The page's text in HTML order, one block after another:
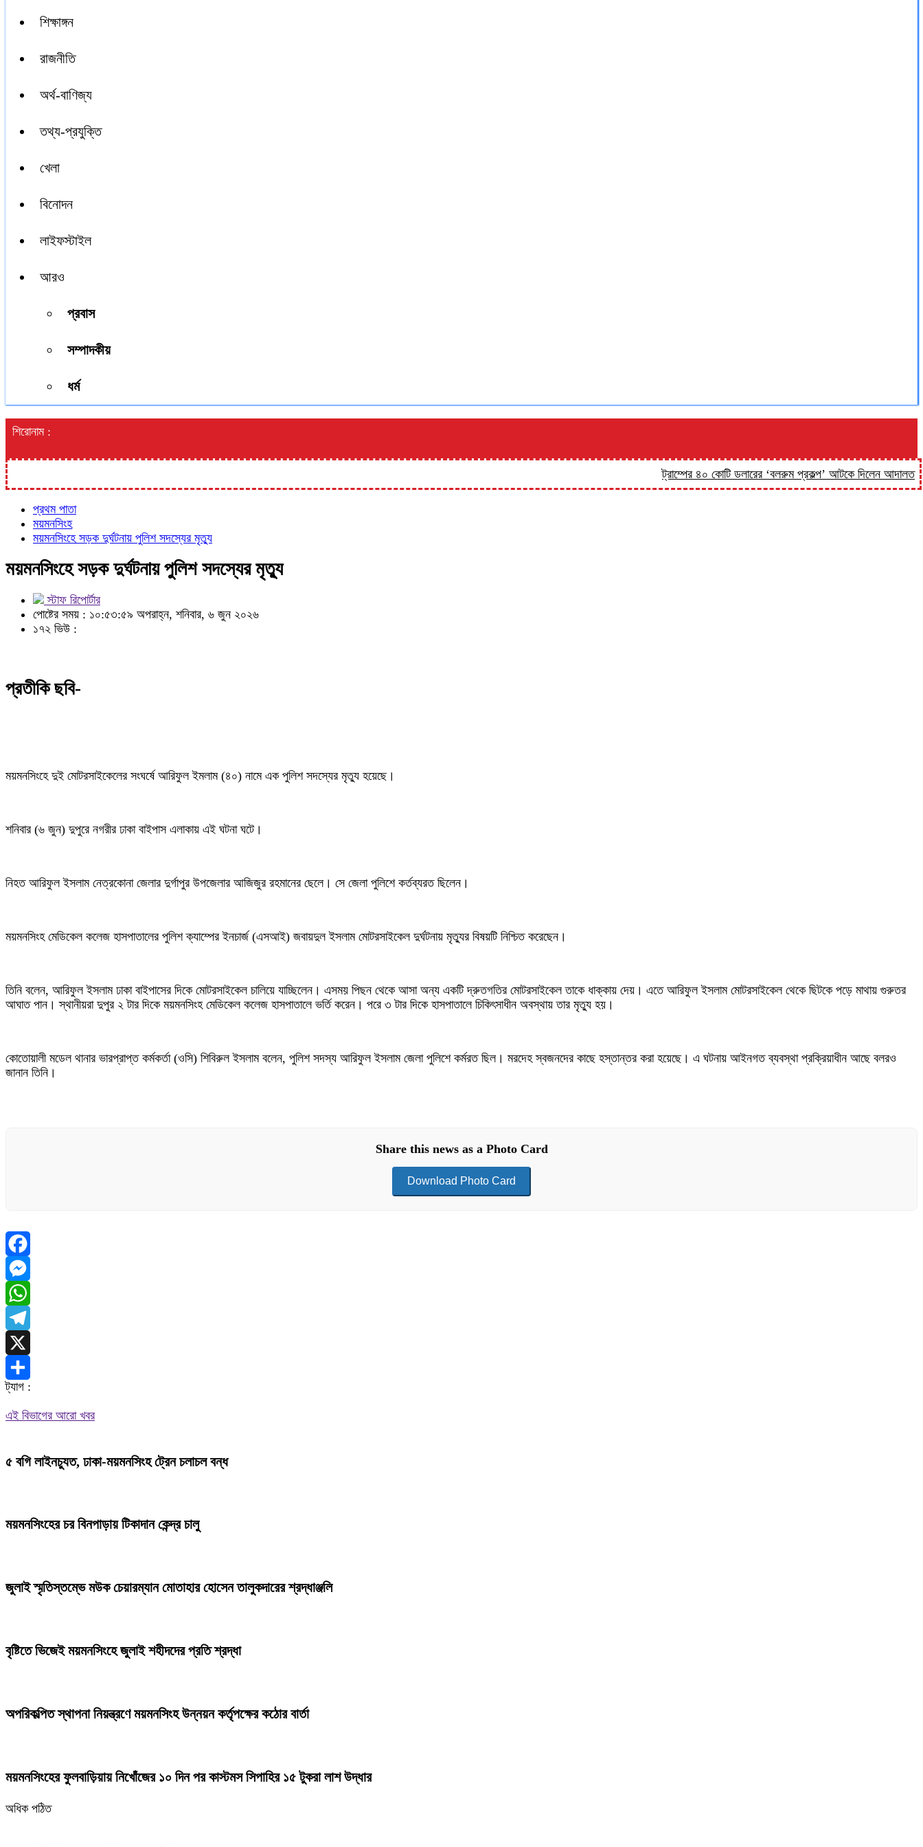
শিক্ষাঙ্গন
রাজনীতি
অর্থ-বাণিজ্য
তথ্য-প্রযুক্তি
খেলা
বিনোদন
লাইফস্টাইল
আরও
প্রবাস
সম্পাদকীয়
ধর্ম
শিরোনাম :
ট্রাম্পের ৪০ কোটি ডলারের ‘বলরুম প্রকল্প’ আটকে দিলেন আদালত ‘কিসের
প্রথম পাতা
ময়মনসিংহ
ময়মনসিংহে সড়ক দুর্ঘটনায় পুলিশ সদস্যের মৃত্যু
ময়মনসিংহে সড়ক দুর্ঘটনায় পুলিশ সদস্যের মৃত্যু
স্টাফ রিপোর্টার
পোষ্টের সময় : ১০:৫৩:৫৯ অপরাহ্ন, শনিবার, ৬ জুন ২০২৬
১৭২ ভিউ :
প্রতীকি ছবি-
ময়মনসিংহে দুই মোটরসাইকেলের সংঘর্ষে আরিফুল ইমলাম (৪০) নামে এক পুলিশ সদস্যের মৃত্যু হয়েছে।
শনিবার (৬ জুন) দুপুরে নগরীর ঢাকা বাইপাস এলাকায় এই ঘটনা ঘটে।
নিহত আরিফুল ইসলাম নেত্রকোনা জেলার দুর্গাপুর উপজেলার আজিজুর রহমানের ছেলে। সে জেলা পুলিশে কর্তব্যরত ছিলেন।
ময়মনসিংহ মেডিকেল কলেজ হাসপাতালের পুলিশ ক্যাম্পের ইনচার্জ (এসআই) জবায়দুল ইসলাম মোটরসাইকেল দুর্ঘটনায় মৃত্যুর বিষয়টি নিশ্চিত করেছেন।
তিনি বলেন, আরিফুল ইসলাম ঢাকা বাইপাসের দিকে মোটরসাইকেল চালিয়ে যাচ্ছিলেন। এসময় পিছন থেকে আসা অন্য একটি দ্রুতগতির মোটরসাইকেল তাকে ধাক্কায় দেয়। এতে আরিফুল ইসলাম মোটরসাইকেল থেকে ছিটকে পড়ে মাথায় গুরুতর
আঘাত পান। স্থানীয়রা দুপুর ২ টার দিকে ময়মনসিংহ মেডিকেল কলেজ হাসপাতালে ভর্তি করেন। পরে ৩ টার দিকে হাসপাতালে চিকিৎসাধীন অবস্থায় তার মৃত্যু হয়।
কোতোয়ালী মডেল থানার ভারপ্রাপ্ত কর্মকর্তা (ওসি) শিবিরুল ইসলাম বলেন, পুলিশ সদস্য আরিফুল ইসলাম জেলা পুলিশে কর্মরত ছিল। মরদেহ স্বজনদের কাছে হস্তান্তর করা হয়েছে। এ ঘটনায় আইনগত ব্যবস্থা প্রক্রিয়াধীন আছে বলরও
জানান তিনি।
Share this news as a Photo Card
Download Photo Card
Facebook
Messenger
WhatsApp
Telegram
X
Share
ট্যাগ :
এই বিভাগের আরো খবর
৫ বগি লাইনচ্যুত, ঢাকা-ময়মনসিংহ ট্রেন চলাচল বন্ধ
ময়মনসিংহের চর বিনপাড়ায় টিকাদান কেন্দ্র চালু
জুলাই স্মৃতিস্তম্ভে মউক চেয়ারম্যান মোতাহার হোসেন তালুকদারের শ্রদ্ধাঞ্জলি
বৃষ্টিতে ভিজেই ময়মনসিংহে জুলাই শহীদদের প্রতি শ্রদ্ধা
অপরিকল্পিত স্থাপনা নিয়ন্ত্রণে ময়মনসিংহ উন্নয়ন কর্তৃপক্ষের কঠোর বার্তা
ময়মনসিংহের ফুলবাড়িয়ায় নিখোঁজের ১০ দিন পর কাস্টমস সিপাহির ১৫ টুকরা লাশ উদ্ধার
অধিক পঠিত